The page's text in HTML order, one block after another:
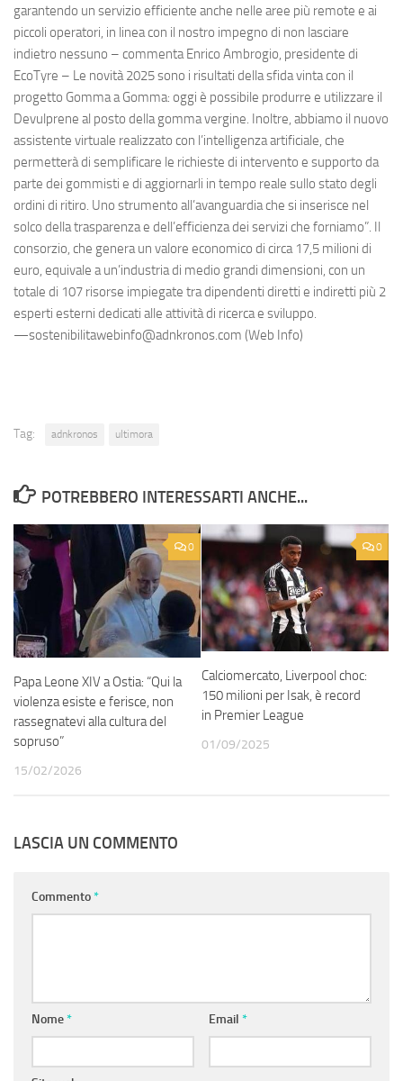
garantendo un servizio efficiente anche nelle aree più remote e ai
piccoli operatori, in linea con il nostro impegno di non lasciare
indietro nessuno – commenta Enrico Ambrogio, presidente di
EcoTyre – Le novità 2025 sono i risultati della sfida vinta con il
progetto Gomma a Gomma: oggi è possibile produrre e utilizzare il
Devulprene al posto della gomma vergine. Inoltre, abbiamo il nuovo
assistente virtuale realizzato con l’intelligenza artificiale, che
permetterà di semplificare le richieste di intervento e supporto da
parte dei gommisti e di aggiornarli in tempo reale sullo stato degli
ordini di ritiro. Uno strumento all’avanguardia che si inserisce nel
solco della trasparenza e dell’efficienza dei servizi che forniamo”. Il
consorzio, che genera un valore economico di circa 17,5 milioni di
euro, equivale a un’industria di medio grandi dimensioni, con un
totale di 107 risorse impiegate tra dipendenti diretti e indiretti più 2
esperti esterni dedicati alle attività di ricerca e sviluppo.
—sostenibilitawebinfo@adnkronos.com (Web Info)
Tag: adnkronos ultimora
POTREBBERO INTERESSARTI ANCHE...
0
Papa Leone XIV a Ostia: “Qui la
violenza esiste e ferisce, non
rassegnatevi alla cultura del
sopruso”
15/02/2026
0
Calciomercato, Liverpool choc:
150 milioni per Isak, è record
in Premier League
01/09/2025
LASCIA UN COMMENTO
Commento*
Nome* Email *